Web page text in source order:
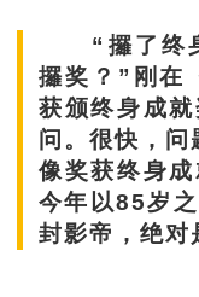
“攞了终身
攞奖？”刚在
获颁终身成
问。很快，
像奖获终身
今年以85岁
封影帝，绝对